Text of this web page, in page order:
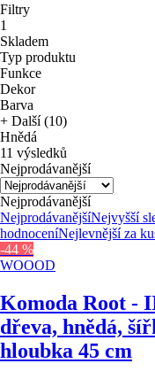
Filtry
1
Skladem
Typ produktu
Funkce
Dekor
Barva
+ Další (10)
Hnědá
11 výsledků
Nejprodávanější
Nejprodávanější
NejprodávanějšíNejvyšší
hodnoceníNejlevnější za
-44 %
WOOOD
Komoda Root -
dřeva, hnědá,
hloubka 45 cm